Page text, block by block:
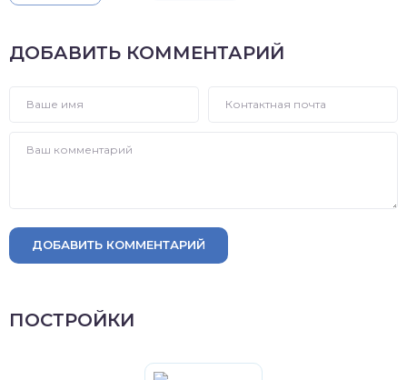
ДОБАВИТЬ КОММЕНТАРИЙ
ДОБАВИТЬ КОММЕНТАРИЙ
ПОСТРОЙКИ